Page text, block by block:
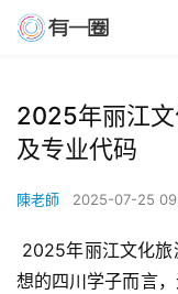
2025年丽江
及专业代码
陳老師 2025-07-25
想的四川学子而言